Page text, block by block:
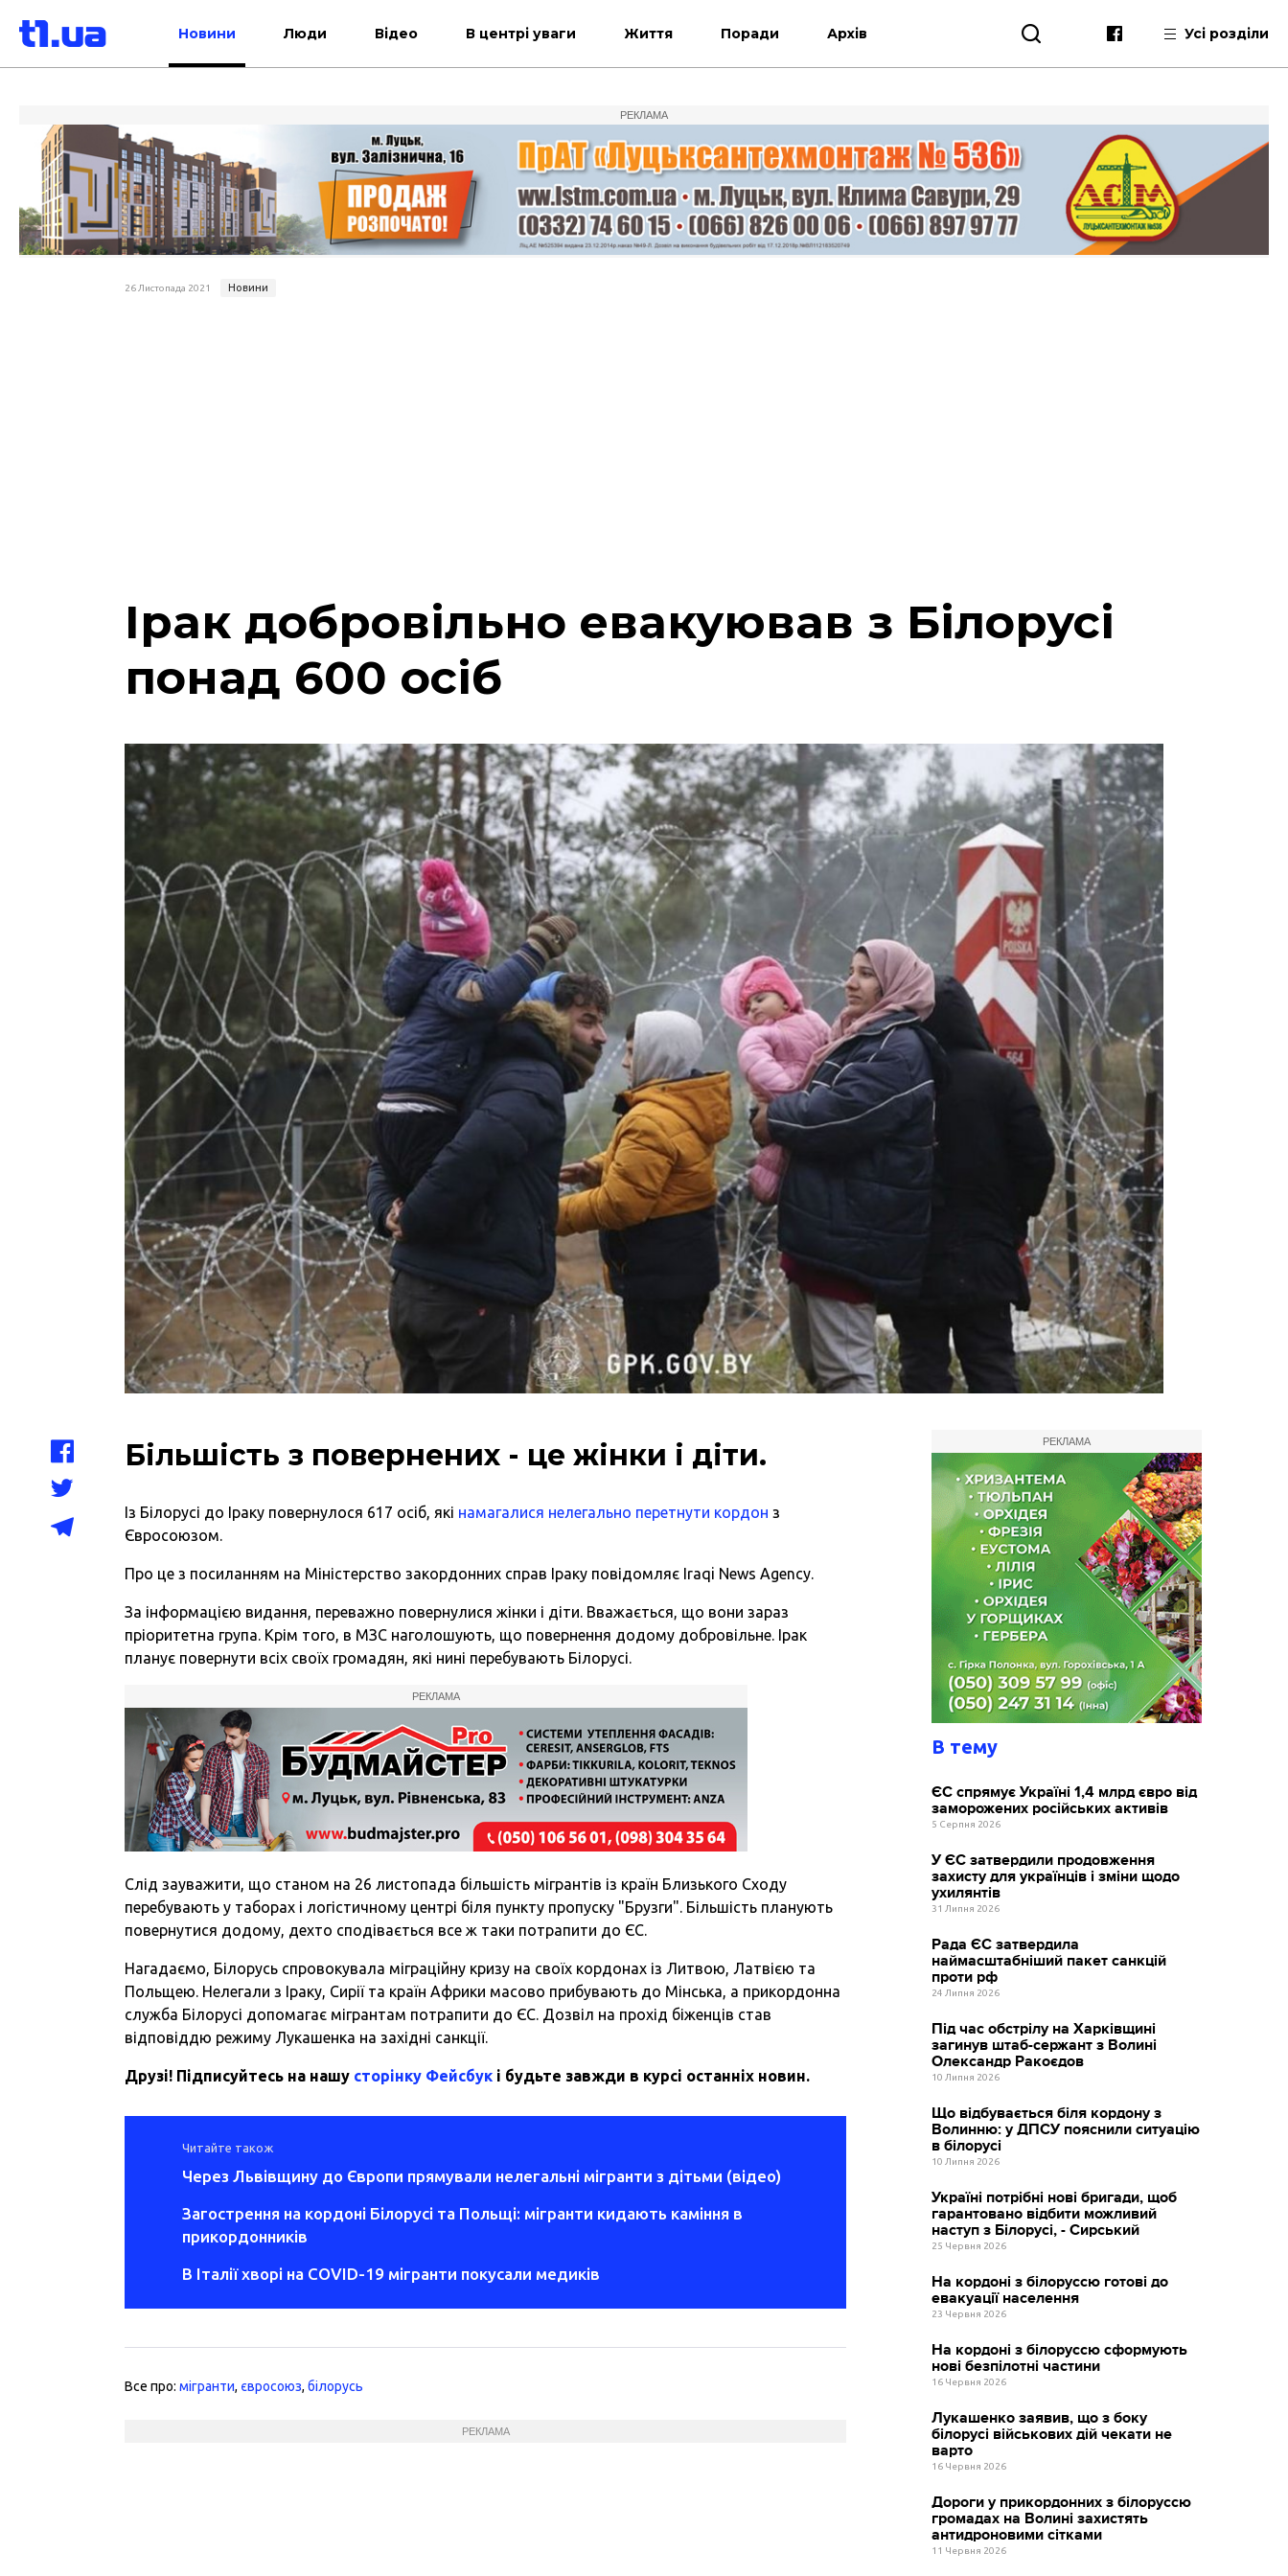
Новини Люди Відео В центрі уваги Життя Поради Архів Усі розділи
РЕКЛАМА
26 Листопада 2021 Новини
Ірак добровільно евакуював з Білорусі
понад 600 осіб
Більшість з повернених - це жінки і діти.
Із Білорусі до Іраку повернулося 617 осіб, які намагалися нелегально перетнути кордон з
Євросоюзом.
Про це з посиланням на Міністерство закордонних справ Іраку повідомляє Iraqi News Agency.
За інформацією видання, переважно повернулися жінки і діти. Вважається, що вони зараз
пріоритетна група. Крім того, в МЗС наголошують, що повернення додому добровільне. Ірак
планує повернути всіх своїх громадян, які нині перебувають Білорусі.
РЕКЛАМА
Слід зауважити, що станом на 26 листопада більшість мігрантів із країн Близького Сходу
перебувають у таборах і логістичному центрі біля пункту пропуску "Брузги". Більшість планують
повернутися додому, дехто сподівається все ж таки потрапити до ЄС.
Нагадаємо, Білорусь спровокувала міграційну кризу на своїх кордонах із Литвою, Латвією та
Польщею. Нелегали з Іраку, Сирії та країн Африки масово прибувають до Мінська, а прикордонна
служба Білорусі допомагає мігрантам потрапити до ЄС. Дозвіл на прохід біженців став
відповіддю режиму Лукашенка на західні санкції.
Друзі! Підписуйтесь на нашу сторінку Фейсбук і будьте завжди в курсі останніх новин.
Читайте також
Через Львівщину до Європи прямували нелегальні мігранти з дітьми (відео)
Загострення на кордоні Білорусі та Польщі: мігранти кидають каміння в
прикордонників
В Італії хворі на COVID-19 мігранти покусали медиків
Все про:мігранти, євросоюз,білорусь
РЕКЛАМА
РЕКЛАМА
В тему
ЄС спрямує Україні 1,4 млрд євро від
заморожених російських активів
5 Серпня 2026
У ЄС затвердили продовження
захисту для українців і зміни щодо
ухилянтів
31 Липня 2026
Рада ЄС затвердила
наймасштабніший пакет санкцій
проти рф
24 Липня 2026
Під час обстрілу на Харківщині
загинув штаб-сержант з Волині
Олександр Ракоєдов
10 Липня 2026
Що відбувається біля кордону з
Волинню: у ДПСУ пояснили ситуацію
в білорусі
10 Липня 2026
Україні потрібні нові бригади, щоб
гарантовано відбити можливий
наступ з Білорусі, - Сирський
25 Червня 2026
На кордоні з білоруссю готові до
евакуації населення
23 Червня 2026
На кордоні з білоруссю сформують
нові безпілотні частини
16 Червня 2026
Лукашенко заявив, що з боку
білорусі військових дій чекати не
варто
16 Червня 2026
Дороги у прикордонних з білоруссю
громадах на Волині захистять
антидроновими сітками
11 Червня 2026